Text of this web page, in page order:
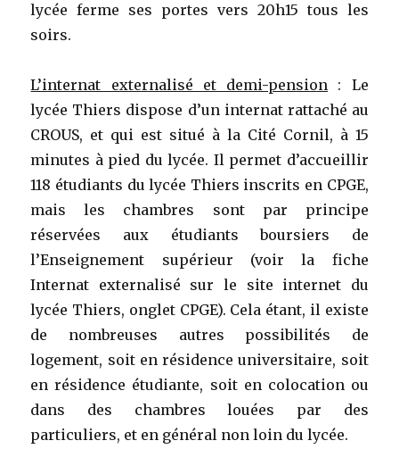
lycée ferme ses portes vers 20h15 tous les
soirs.
L’internat externalisé et demi-pension : Le
lycée Thiers dispose d’un internat rattaché au
CROUS, et qui est situé à la Cité Cornil, à 15
minutes à pied du lycée. Il permet d’accueillir
118 étudiants du lycée Thiers inscrits en CPGE,
mais les chambres sont par principe
réservées aux étudiants boursiers de
l’Enseignement supérieur (voir la fiche
Internat externalisé sur le site internet du
lycée Thiers, onglet CPGE). Cela étant, il existe
de nombreuses autres possibilités de
logement, soit en résidence universitaire, soit
en résidence étudiante, soit en colocation ou
dans des chambres louées par des
particuliers, et en général non loin du lycée.